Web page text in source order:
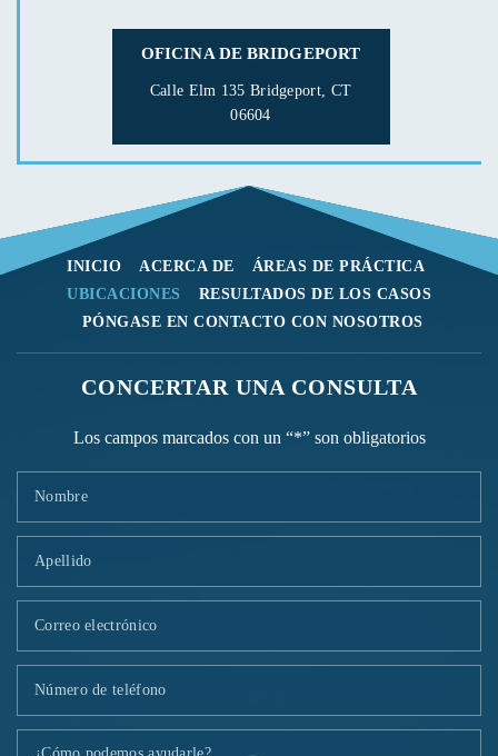
OFICINA DE BRIDGEPORT
Calle Elm 135 Bridgeport, CT
06604
INICIO ACERCA DE
ÁREAS DE PRÁCTICA
UBICACIONES
RESULTADOS DE LOS CASOS
PÓNGASE EN CONTACTO CON NOSOTROS
CONCERTAR UNA CONSULTA
Los campos marcados con un “*” son obligatorios